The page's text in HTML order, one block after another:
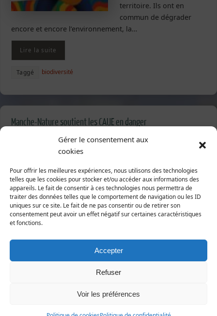
Gérer le consentement aux
cookies
Pour offrir les meilleures expériences, nous utilisons des technologies
telles que les cookies pour stocker et/ou accéder aux informations des
appareils. Le fait de consentir à ces technologies nous permettra de
traiter des données telles que le comportement de navigation ou les ID
uniques sur ce site. Le fait de ne pas consentir ou de retirer son
consentement peut avoir un effet négatif sur certaines caractéristiques
et fonctions.
Accepter
Refuser
Voir les préférences
territoire. Ils ont en
commun de dégrader
encore et encore l’environnement, la…
Lire la suite
Taggé biodiversité
Manche-Nature soutient les CAUE en danger
Mobilisation
d’Architecture,
d’Urbanisme et de
l’Environnement (CAUE)
œuvrent depuis plus de
40 ans pour accompagner
les citoyens, les collectivités et les professionnels dans la
construction d’un cadre de vie harmonieux, durable et
respectueux des territoires, conformément à l’article 7 de
la loi du 3 janvier 1977 sur l’architecture. Soutenez…